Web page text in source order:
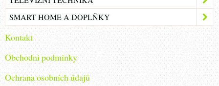
SMART HOME A DOPLŇKY
Kontakt
Obchodni podminky
Ochrana osobních údajů